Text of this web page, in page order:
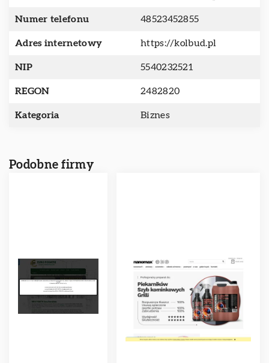
Numer telefonu 48523452855
Adres internetowy https://kolbud.pl
NIP 5540232521
REGON 2482820
Kategoria Biznes
Podobne firmy